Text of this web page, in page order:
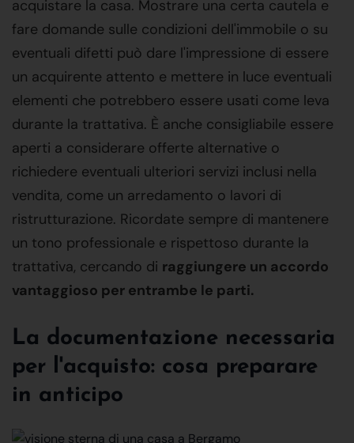
acquistare la casa. Mostrare una certa cautela e
fare domande sulle condizioni dell'immobile o su
eventuali difetti può dare l'impressione di essere
un acquirente attento e mettere in luce eventuali
elementi che potrebbero essere usati come leva
durante la trattativa. È anche consigliabile essere
aperti a considerare offerte alternative o
richiedere eventuali ulteriori servizi inclusi nella
vendita, come un arredamento o lavori di
ristrutturazione. Ricordate sempre di mantenere
un tono professionale e rispettoso durante la
trattativa, cercando di raggiungere un accordo
vantaggioso per entrambe le parti.
La documentazione necessaria
per l'acquisto: cosa preparare
in anticipo